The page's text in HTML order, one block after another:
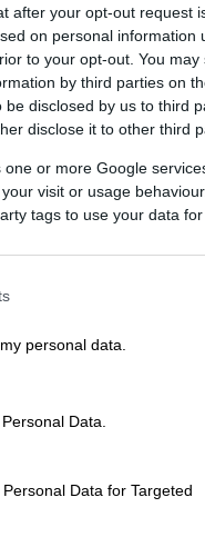
after your opt-out request
on personal information
to your opt-out. You
by third parties on
disclosed by us to third
disclose it to other third
or more Google
visit or usage
tags to use your data
personal data.
Data.
Data for Targeted